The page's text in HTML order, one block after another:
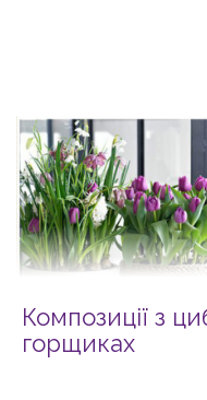
Композиції з
горщиках